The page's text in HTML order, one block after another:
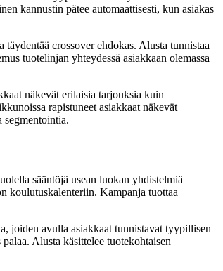
kannustin pätee automaattisesti, kun asiakas
crossover ehdokas. Alusta tunnistaa
tuotelinjan yhteydessä asiakkaan olemassa
näkevät erilaisia tarjouksia kuin
rapistuneet asiakkaat näkevät
segmentointia.
sääntöjä usean luokan yhdistelmiä
koulutuskalenteriin. Kampanja tuottaa
joiden avulla asiakkaat tunnistavat tyypillisen
Alusta käsittelee tuotekohtaisen